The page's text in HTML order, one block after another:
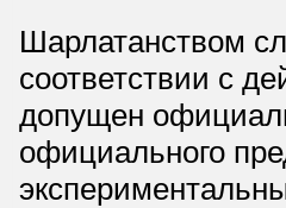
Шарлатанством
соответствии с
допущен
официального